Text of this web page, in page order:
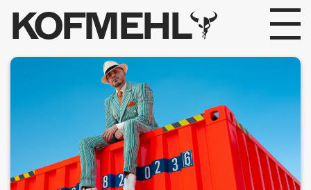
KOFMEHL
PROGRAMM
FABRIKGEFLÜSTER
GALERIE
FOTOGALERIE